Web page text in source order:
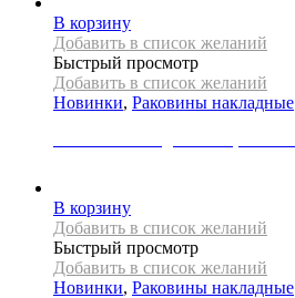
В корзину
Добавить в список желаний
Быстрый просмотр
Добавить в список желаний
Новинки, Раковины накладные
В корзину
Добавить в список желаний
Быстрый просмотр
Добавить в список желаний
Новинки, Раковины накладные